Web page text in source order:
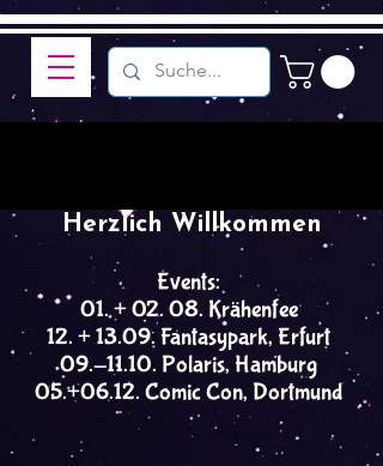
Events:
01. + 02. 08. Krähenfee
12. + 13.09. Fantasypark, Erfurt
09.-11.10. Polaris, Hamburg
05.+06.12. Comic Con, Dortmund
Herzlich Willkommen